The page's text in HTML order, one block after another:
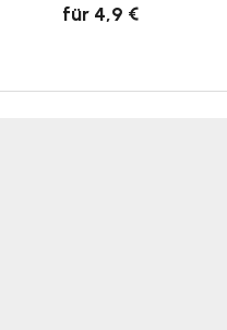
für 4,9 €